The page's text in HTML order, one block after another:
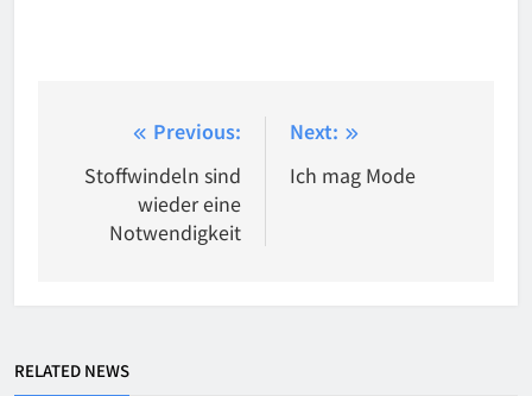
Beitragsnavigation
Previous:
Stoffwindeln sind
wieder eine
Notwendigkeit
Next:
Ich mag Mode
RELATED NEWS